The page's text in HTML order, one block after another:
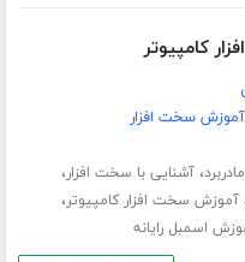
کامپیوتر
سخت افزار
،آشنایی با سخت افزار،
آموزش سخت افزار کامپیوتر،
اسمبل رایانه